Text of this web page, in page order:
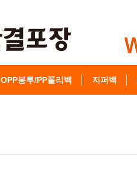
OPP봉투/PP폴리백 지퍼백